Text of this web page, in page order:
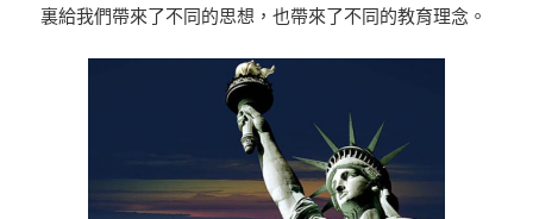
裏給我們帶來了不同的思想，也帶來了不同的教育理念。